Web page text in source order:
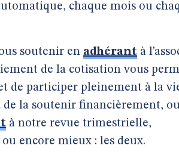
chaque mois ou
soutenir en adhérant à
de la cotisation vous
de participer pleinement à la
de la soutenir financièrement,
à notre revue trimestrielle,
ou encore mieux : les deux.